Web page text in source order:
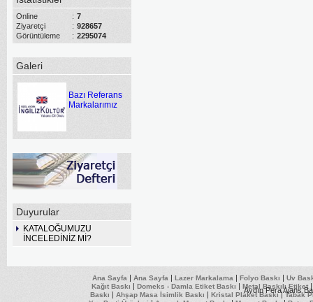
Online : 7
Ziyaretçi
: 928657
Görüntüleme
: 2295074
Galeri
Bazı Referans
Markalarımız
Duyurular
KATALOĞUMUZU
İNCELEDİNİZ Mİ?
Ana Sayfa | Ana Sayfa | Lazer Markalama | Folyo Baskı | Uv
Kağıt Baskı | Domeks - Damla Etiket Baskı | Metal Baskılı Etiket
Baskı | Ahşap Masa İsimlik Baskı | Kristal Plaket Baskı|Tabak
Aydın Pera Ajans